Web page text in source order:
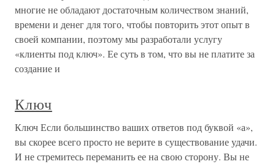
многие не обладают достаточным количеством знаний,
времени и денег для того, чтобы повторить этот опыт в
своей компании, поэтому мы разработали услугу
«клиенты под ключ». Ее суть в том, что вы не платите за
создание и
Ключ
Ключ Если большинство ваших ответов под буквой «а»,
вы скорее всего просто не верите в существование удачи.
И не стремитесь переманить ее на свою сторону. Вы не